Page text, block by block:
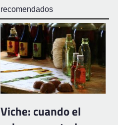
recomendados
Viche: cuando el